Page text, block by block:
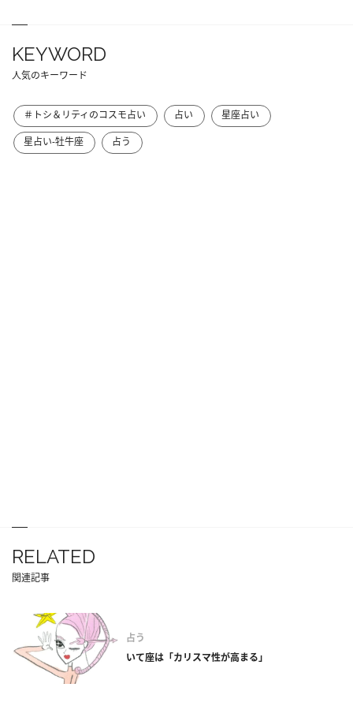
KEYWORD
人気のキーワード
＃トシ＆リティのコスモ占い 占い
星座占い
星占い-牡牛座
占う
RELATED
関連記事
占う
いて座は「カリスマ性が高まる」